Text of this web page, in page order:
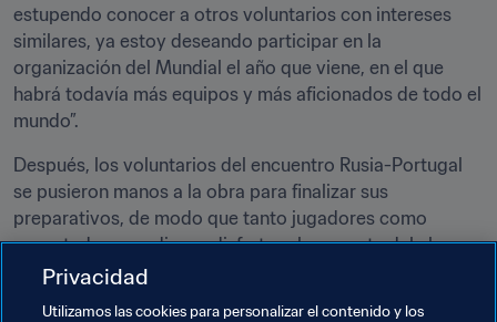
estupendo conocer a otros voluntarios con intereses
similares, ya estoy deseando participar en la
organización del Mundial el año que viene, en el que
habrá todavía más equipos y más aficionados de todo el
mundo”.
Después, los voluntarios del encuentro Rusia-Portugal
se pusieron manos a la obra para finalizar sus
preparativos, de modo que tanto jugadores como
espectadores pudiesen disfrutar plenamente del choque
de este miércoles y del ambiente de una gran fiesta
Privacidad
Utilizamos las cookies para personalizar el contenido y los